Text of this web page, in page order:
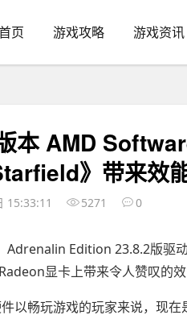
页 游戏攻略 游戏资讯
本 AMD
》带来效
15:33:11 5271 0
Edition 23.8.2版驱
显卡上带来令人赞叹的效
以畅玩游戏的玩家来说，现